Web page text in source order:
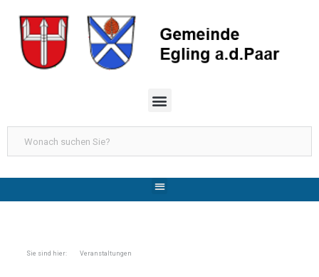
Sie sind hier: Veranstaltungen